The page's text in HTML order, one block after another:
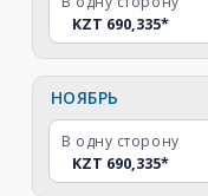
KZT 690,335*
НОЯБРЬ
В одну сторону
KZT 690,335*